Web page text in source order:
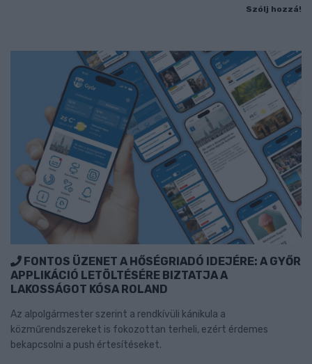
Szólj hozzá!
FONTOS ÜZENET A HŐSÉGRIADÓ IDEJÉRE: A GYŐR
APPLIKÁCIÓ LETÖLTÉSÉRE BIZTATJA A
LAKOSSÁGOT KÓSA ROLAND
Az alpolgármester szerint a rendkívüli kánikula a
közműrendszereket is fokozottan terheli, ezért érdemes
bekapcsolni a push értesítéseket.